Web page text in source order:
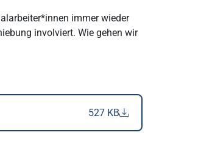
immer wieder
involviert. Wie gehen wir
527 KB